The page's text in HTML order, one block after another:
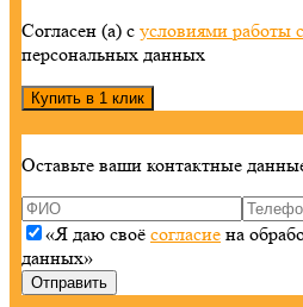
Согласен (а) с условиями работы
персональных данных
Оставьте ваши контактные
«Я даю своё согласие на
данных»